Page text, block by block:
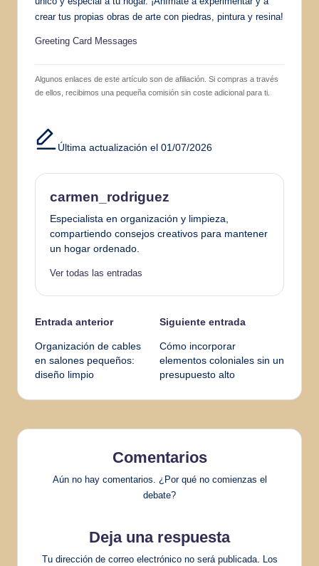
crear tus propias obras de arte con piedras, pintura y resina!
Greeting Card Messages
Algunos enlaces de este artículo son de afiliación. Si compras a través
de ellos, recibimos una pequeña comisión sin coste adicional para ti.
Última actualización el 01/07/2026
carmen_rodriguez
Especialista en organización y limpieza,
compartiendo consejos creativos para mantener
un hogar ordenado.
Ver todas las entradas
Navegación
de
entradas
Entrada anterior
Organización de cables
en salones pequeños:
diseño limpio
Siguiente entrada
Cómo incorporar
elementos coloniales sin un
presupuesto alto
Comentarios
Aún no hay comentarios. ¿Por qué no comienzas el
debate?
Deja una respuesta
Tu dirección de correo electrónico no será publicada.
Los